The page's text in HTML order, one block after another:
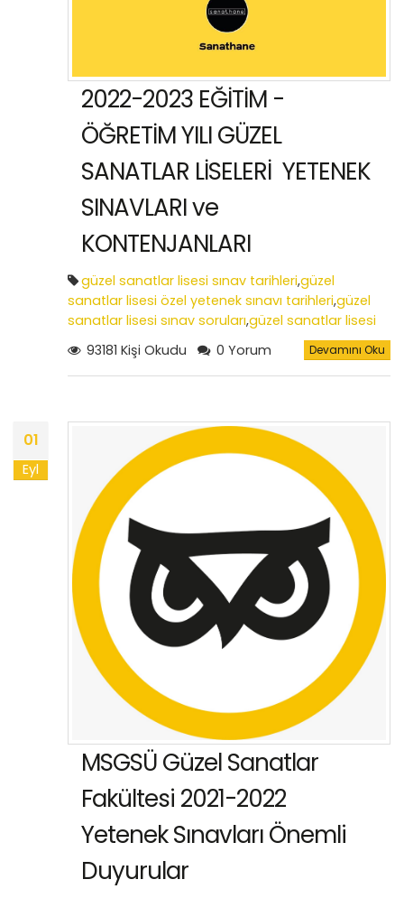
2022-2023 EĞİTİM -
ÖĞRETİM YILI GÜZEL
SANATLAR LİSELERİ YETENEK
SINAVLARI ve
KONTENJANLARI
güzel sanatlar lisesi sınav tarihleri,güzel
sanatlar lisesi özel yetenek sınavı tarihleri,güzel
sanatlar lisesi sınav soruları,güzel sanatlar lisesi
özel yetenek sınavında gerekli araç ve
gereçler ,özel yetenek sınavı soruları
2022 yılı özel
yetenek sınavı sonuçları,güzel sanatlar lisesi
koşulları
93181 Kişi Okudu 0 Yorum Devamını Oku
01
Eyl
MSGSÜ Güzel Sanatlar
Fakültesi 2021-2022
Yetenek Sınavları Önemli
Duyurular